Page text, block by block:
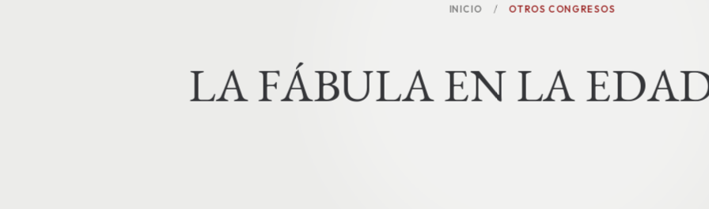
INICIO OTROS CONGRESOS
LAFÁBULAENLAEDA